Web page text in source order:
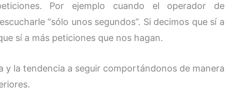
Por ejemplo cuando el operador de
“sólo unos segundos”. Si decimos que sí a
sí a más peticiones que nos hagan.
y la tendencia a seguir comportándonos de manera